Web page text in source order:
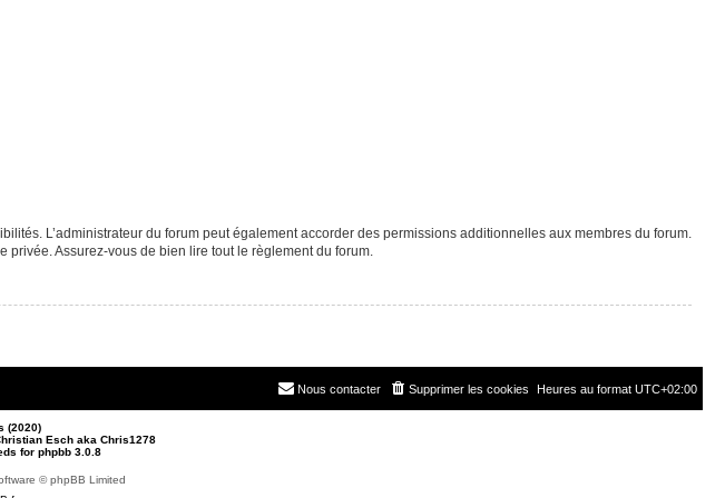
L’administrateur du forum peut également accorder des permissions additionnelles aux membres du forum.
Assurez-vous de bien lire tout le règlement du forum.
Heures au format UTC+02:00
Supprimer les cookies
Nous contacter
(2020)
Esch aka Chris1278
for phpbb 3.0.8
© phpBB Limited